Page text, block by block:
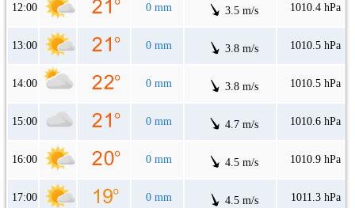
12:00 0 mm 3.5 m/s 1010.4 hPa
13:00 0 mm 3.8 m/s 1010.5 hPa
14:00 0 mm 3.8 m/s 1010.5 hPa
15:00 0 mm 4.7 m/s 1010.6 hPa
16:00 0 mm 4.5 m/s 1010.9 hPa
17:00 0 mm 4.5 m/s 1011.3 hPa